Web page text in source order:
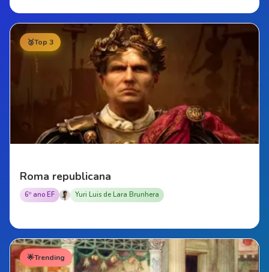
🥉Top 3
Roma republicana
6º ano EF Yuri Luis de Lara Brunhera
🌟Trending